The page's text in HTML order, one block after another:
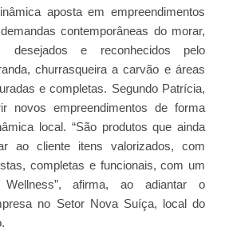
aposta em empreendimentos
contemporâneas do morar,
desejados e reconhecidos pelo
churrasqueira a carvão e áreas
e completas. Segundo Patrícia,
novos empreendimentos de forma
local. “São produtos que ainda
ao cliente itens valorizados, com
completas e funcionais, com um
afirma, ao adiantar o
no Setor Nova Suíça, local do